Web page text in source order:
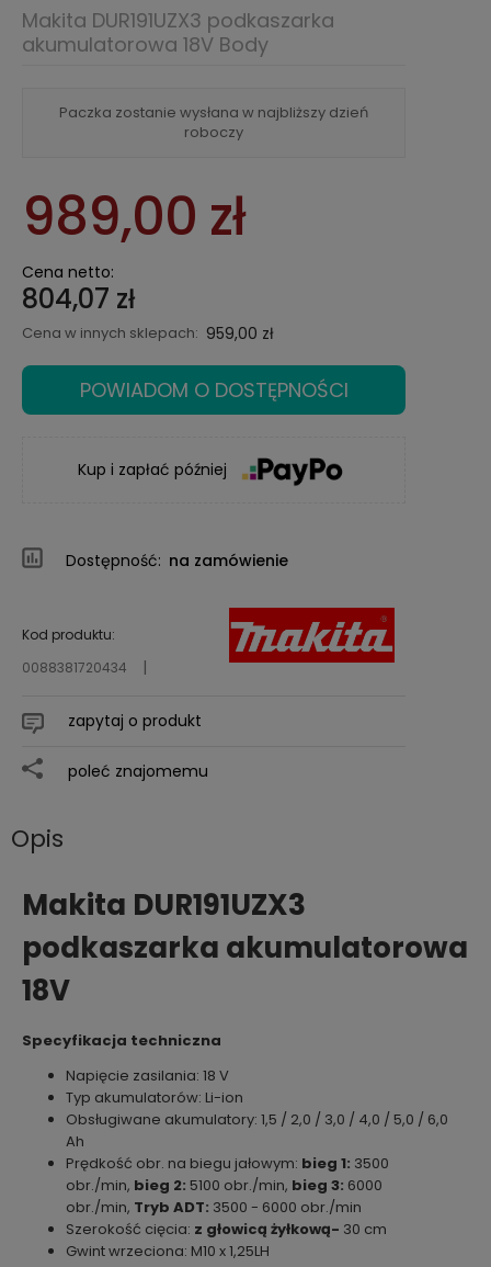
Paczka zostanie wysłana w najbliższy dzień
roboczy
Makita DUR191UZX3 podkaszarka
akumulatorowa 18V Body
989,00 zł
Cena netto:
804,07 zł
Cena w innych sklepach: 959,00 zł
POWIADOM O DOSTĘPNOŚCI
Kup i zapłać później
Dostępność: na zamówienie
Kod produktu:
0088381720434
zapytaj o produkt
poleć znajomemu
Opis
Makita DUR191UZX3
podkaszarka akumulatorowa
18V
Specyfikacja techniczna
Napięcie zasilania: 18 V
Typ akumulatorów: Li-ion
Obsługiwane akumulatory: 1,5 / 2,0 / 3,0 / 4,0 / 5,0 / 6,0
Ah
Prędkość obr. na biegu jałowym: bieg 1: 3500
obr./min, bieg 2: 5100 obr./min, bieg 3: 6000
obr./min, Tryb ADT: 3500 - 6000 obr./min
Szerokość cięcia: z głowicą żyłkową- 30 cm
Gwint wrzeciona: M10 x 1,25LH